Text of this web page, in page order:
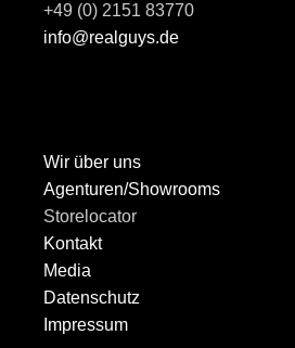
+49 (0) 2151 83770
info@realguys.de
Wir über uns
Agenturen/Showrooms
Storelocator
Kontakt
Media
Datenschutz
Impressum